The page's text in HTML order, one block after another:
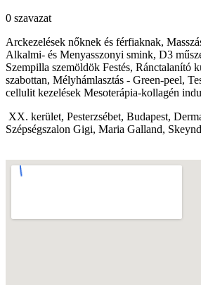
0 szavazat
Arckezelések nőknek és férfiaknak,
Alkalmi- és Menyasszonyi smink, D3
Szempilla szemöldök Festés, Ránctalanító
szabottan, Mélyhámlasztás - Green-peel,
cellulit kezelések Mesoterápia-kollagén
XX. kerület, Pesterzsébet, Budapest,
Szépségszalon Gigi, Maria Galland,